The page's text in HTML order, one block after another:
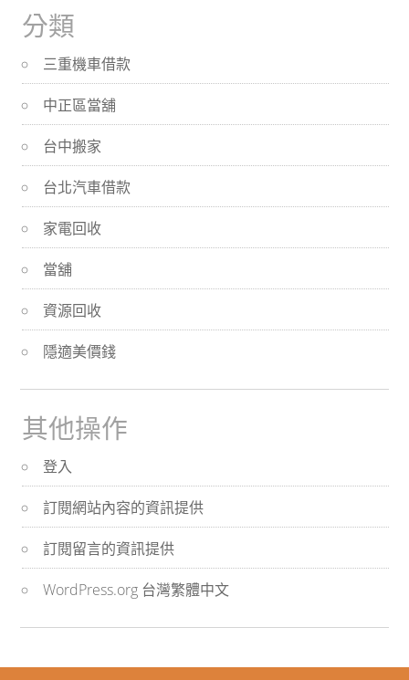
分類
三重機車借款
中正區當舖
台中搬家
台北汽車借款
家電回收
當舖
資源回收
隱適美價錢
其他操作
登入
訂閱網站內容的資訊提供
訂閱留言的資訊提供
WordPress.org 台灣繁體中文